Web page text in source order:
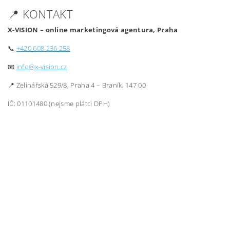
📍 KONTAKT
X-VISION – online marketingová agentura, Praha
📞 +420 608 236 258
📧 info@x-vision.cz
📍 Zelinářská 529/8, Praha 4 – Braník, 147 00
IČ: 01101480 (nejsme plátci DPH)